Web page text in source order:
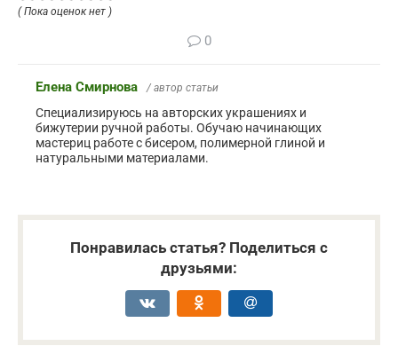
( Пока оценок нет )
0
Елена Смирнова / автор статьи
Специализируюсь на авторских украшениях и
бижутерии ручной работы. Обучаю начинающих
мастериц работе с бисером, полимерной глиной и
натуральными материалами.
Понравилась статья? Поделиться с
друзьями: